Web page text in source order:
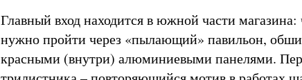
Главный вход находится в южной части магазина:
нужно пройти через «пылающий» павильон,
красными (внутри) алюминиевыми панелями.